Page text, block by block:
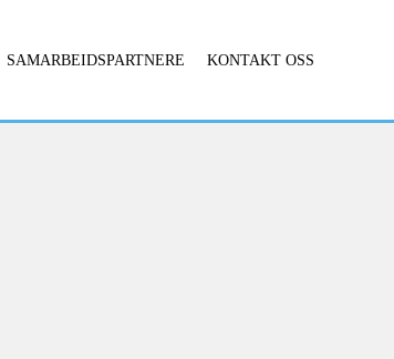
SAMARBEIDSPARTNERE KONTAKT OSS